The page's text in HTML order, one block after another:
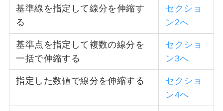
基準線を指定して線分を伸縮す
る
セクショ
ン2へ
基準点を指定して複数の線分を
一括で伸縮する
セクショ
ン3へ
指定した数値で線分を伸縮する
セクショ
ン4へ